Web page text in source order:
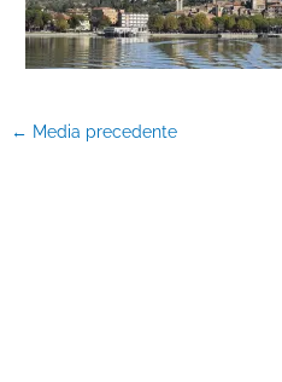
← Media precedente